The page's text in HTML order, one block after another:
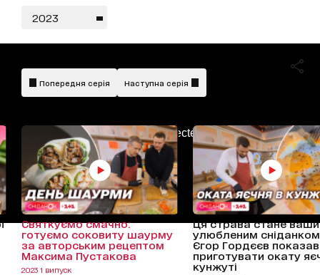
2023
AdBlockDetected!
Попередня серія Наступна серія
Святкуємо смачно:
готуємо соковиту шаурму
за авторським рецептом
Максима Пустакова
2023 1 випуск
Ця страва стане
улюбленим
Єгор Гордєєв
приготувати окату
кунжуті